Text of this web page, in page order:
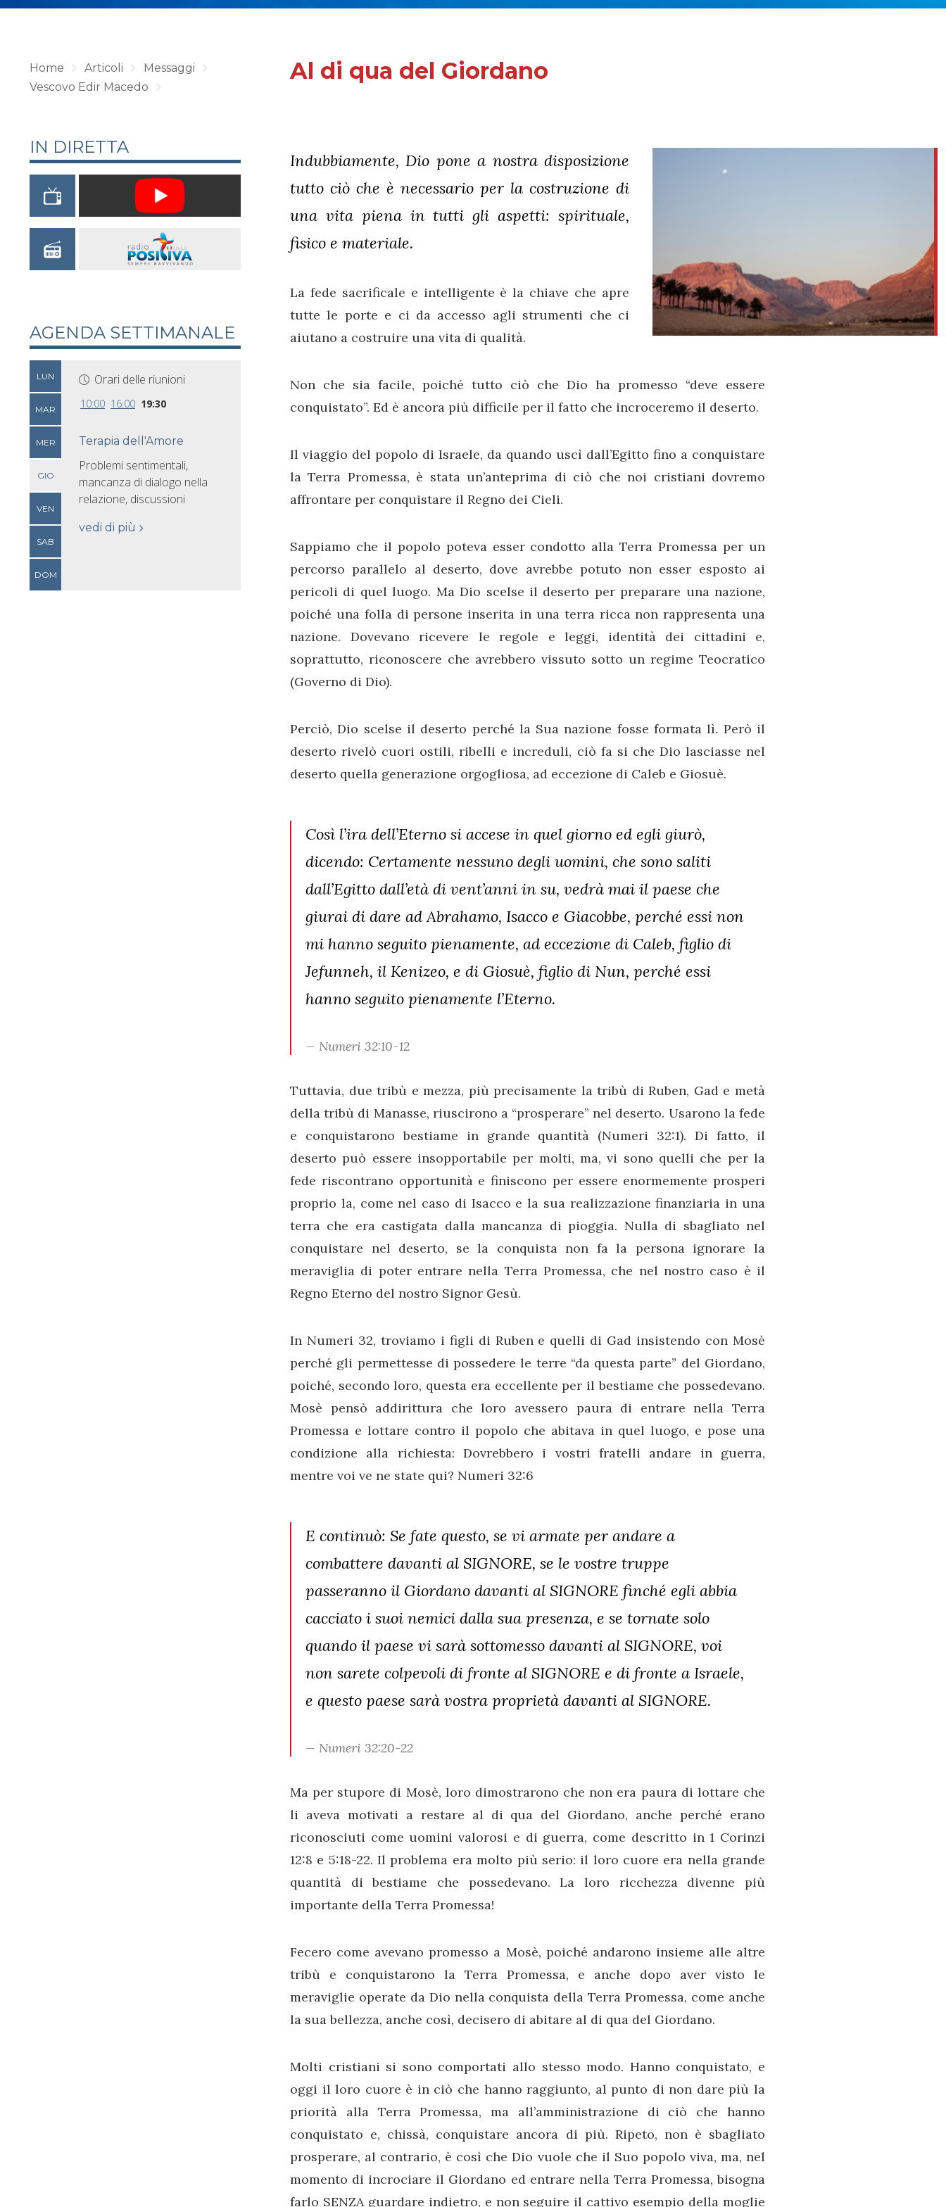
Al di qua del Giordano
Indubbiamente, Dio pone a nostra disposizione
tutto ciò che è necessario per la costruzione di
una vita piena in tutti gli aspetti: spirituale,
fisico e materiale.
La fede sacrificale e intelligente è la chiave che apre
tutte le porte e ci da accesso agli strumenti che ci
aiutano a costruire una vita di qualità.
Non che sia facile, poiché tutto ciò che Dio ha promesso “deve essere
conquistato”. Ed è ancora più difficile per il fatto che incroceremo il deserto.
Il viaggio del popolo di Israele, da quando uscì dall’Egitto fino a conquistare
la Terra Promessa, è stata un’anteprima di ciò che noi cristiani dovremo
affrontare per conquistare il Regno dei Cieli.
Sappiamo che il popolo poteva esser condotto alla Terra Promessa per un
percorso parallelo al deserto, dove avrebbe potuto non esser esposto ai
pericoli di quel luogo. Ma Dio scelse il deserto per preparare una nazione,
poiché una folla di persone inserita in una terra ricca non rappresenta una
nazione. Dovevano ricevere le regole e leggi, identità dei cittadini e,
soprattutto, riconoscere che avrebbero vissuto sotto un regime Teocratico
(Governo di Dio).
Perciò, Dio scelse il deserto perché la Sua nazione fosse formata lì. Però il
deserto rivelò cuori ostili, ribelli e increduli, ciò fa si che Dio lasciasse nel
deserto quella generazione orgogliosa, ad eccezione di Caleb e Giosuè.
Così l’ira dell’Eterno si accese in quel giorno ed egli giurò,
dicendo: Certamente nessuno degli uomini, che sono saliti
dall’Egitto dall’età di vent’anni in su, vedrà mai il paese che
giurai di dare ad Abrahamo, Isacco e Giacobbe, perché essi non
mi hanno seguito pienamente, ad eccezione di Caleb, figlio di
Jefunneh, il Kenizeo, e di Giosuè, figlio di Nun, perché essi
hanno seguito pienamente l’Eterno.
Numeri 32:10-12
Tuttavia, due tribù e mezza, più precisamente la tribù di Ruben, Gad e metà
della tribù di Manasse, riuscirono a “prosperare” nel deserto. Usarono la fede
e conquistarono bestiame in grande quantità (Numeri 32:1). Di fatto, il
deserto può essere insopportabile per molti, ma, vi sono quelli che per la
fede riscontrano opportunità e finiscono per essere enormemente prosperi
proprio la, come nel caso di Isacco e la sua realizzazione finanziaria in una
terra che era castigata dalla mancanza di pioggia. Nulla di sbagliato nel
conquistare nel deserto, se la conquista non fa la persona ignorare la
meraviglia di poter entrare nella Terra Promessa, che nel nostro caso è il
Regno Eterno del nostro Signor Gesù.
In Numeri 32, troviamo i figli di Ruben e quelli di Gad insistendo con Mosè
perché gli permettesse di possedere le terre “da questa parte” del Giordano,
poiché, secondo loro, questa era eccellente per il bestiame che possedevano.
Mosè pensò addirittura che loro avessero paura di entrare nella Terra
Promessa e lottare contro il popolo che abitava in quel luogo, e pose una
condizione alla richiesta: Dovrebbero i vostri fratelli andare in guerra,
mentre voi ve ne state qui? Numeri 32:6
E continuò: Se fate questo, se vi armate per andare a
combattere davanti al SIGNORE, se le vostre truppe
passeranno il Giordano davanti al SIGNORE finché egli abbia
cacciato i suoi nemici dalla sua presenza, e se tornate solo
quando il paese vi sarà sottomesso davanti al SIGNORE, voi
non sarete colpevoli di fronte al SIGNORE e di fronte a Israele,
e questo paese sarà vostra proprietà davanti al SIGNORE.
Numeri 32:20-22
Ma per stupore di Mosè, loro dimostrarono che non era paura di lottare che
li aveva motivati a restare al di qua del Giordano, anche perché erano
riconosciuti come uomini valorosi e di guerra, come descritto in 1 Corinzi
12:8 e 5:18-22. Il problema era molto più serio: il loro cuore era nella grande
quantità di bestiame che possedevano. La loro ricchezza divenne più
importante della Terra Promessa!
Fecero come avevano promesso a Mosè, poiché andarono insieme alle altre
tribù e conquistarono la Terra Promessa, e anche dopo aver visto le
meraviglie operate da Dio nella conquista della Terra Promessa, come anche
la sua bellezza, anche così, decisero di abitare al di qua del Giordano.
Molti cristiani si sono comportati allo stesso modo. Hanno conquistato, e
oggi il loro cuore è in ciò che hanno raggiunto, al punto di non dare più la
priorità alla Terra Promessa, ma all’amministrazione di ciò che hanno
conquistato e, chissà, conquistare ancora di più. Ripeto, non è sbagliato
prosperare, al contrario, è così che Dio vuole che il Suo popolo viva, ma, nel
momento di incrociare il Giordano ed entrare nella Terra Promessa, bisogna
farlo SENZA guardare indietro, e non seguire il cattivo esempio della moglie
Home Articoli
Messaggi
Vescovo Edir Macedo
IN DIRETTA
AGENDA SETTIMANALE
LUN
MAR
MER
GIO
VEN
SAB
DOM
Orari delle riunioni
10:00 16:00 19:30
Terapia dell'Amore
Problemi sentimentali,
mancanza di dialogo nella
relazione, discussioni
vedi di più